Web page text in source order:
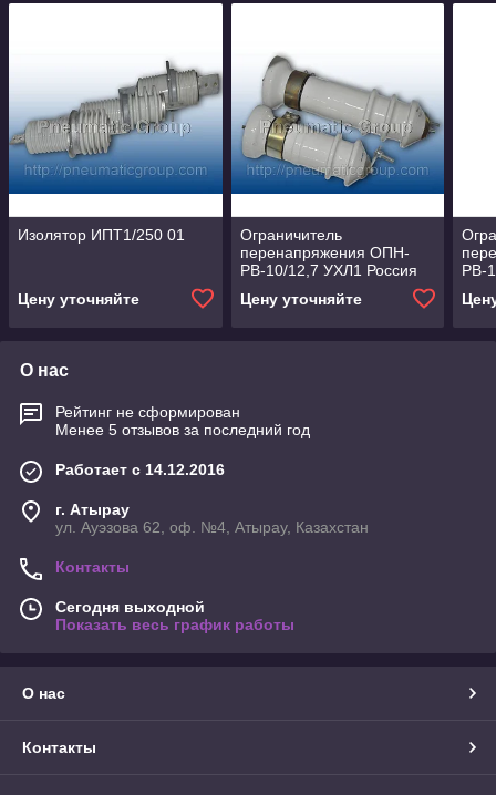
Изолятор ИПТ1/250 01
Цену уточняйте
Ограничитель
перенапряжения ОПН-
РВ-10/12,7 УХЛ1 Россия
Цену уточняйте
РВ-
О нас
Рейтинг не сформирован
Менее 5 отзывов за последний год
Работает с 14.12.2016
г. Атырау
ул. Ауэзова 62, оф. №4, Атырау, Казахстан
Контакты
Сегодня выходной
Показать весь график работы
О нас
Контакты